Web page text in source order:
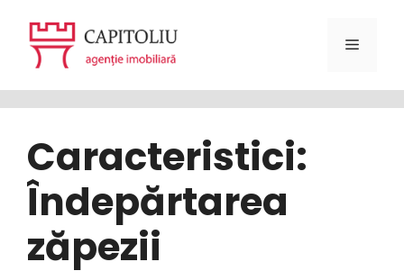
conținut
Meniu
Caracteristici:
Îndepărtarea
zăpezii